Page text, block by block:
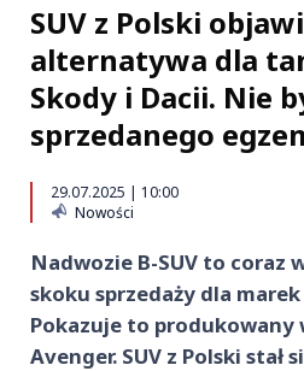
SUV z Polski
alternatywa dla
Skody i Dacii. Nie
sprzedanego
29.07.2025 | 10:00
Nowości
Nadwozie B-SUV to coraz
skoku sprzedaży dla
Pokazuje to produkowany
Avenger. SUV z Polski stał